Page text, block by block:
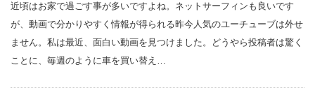
近頃はお家で過ごす事が多いですよね。ネットサーフィンも良いです
が、動画で分かりやすく情報が得られる昨今人気のユーチューブは外せ
ません。私は最近、面白い動画を見つけました。どうやら投稿者は驚く
ことに、毎週のように車を買い替え…